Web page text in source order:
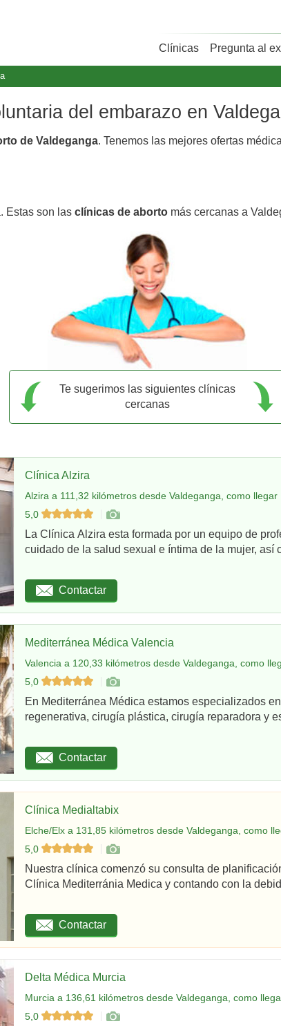
Clínicas Pregunta al
del embarazo en
de Valdeganga. Tenemos las mejores ofertas
Estas son las clínicas de aborto más cercanas a
Te sugerimos las siguientes clínicas
cercanas
Clínica Alzira
Alzira a 111,32 kilómetros desde Valdeganga, como llegar
5,0
La Clínica Alzira esta formada por un equipo de
cuidado de la salud sexual e íntima de la mujer, así
Contactar
Mediterránea Médica Valencia
Valencia a 120,33 kilómetros desde Valdeganga, como
5,0
En Mediterránea Médica estamos especializados
regenerativa, cirugía plástica, cirugía reparadora y
Contactar
Clínica Medialtabix
Elche/Elx a 131,85 kilómetros desde Valdeganga, como
5,0
Nuestra clínica comenzó su consulta de
Clínica Mediterránia Medica y contando con la
Contactar
Delta Médica Murcia
Murcia a 136,61 kilómetros desde Valdeganga, como
5,0